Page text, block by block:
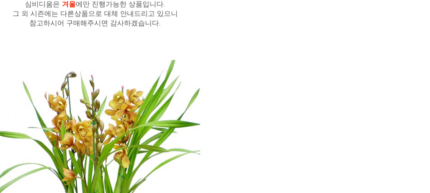
심비디움은 겨울에만 진행가능한 상품입니다.
그 외 시즌에는 다른상품으로 대체 안내드리고 있으니
참고하시어 구매해주시면 감사하겠습니다.